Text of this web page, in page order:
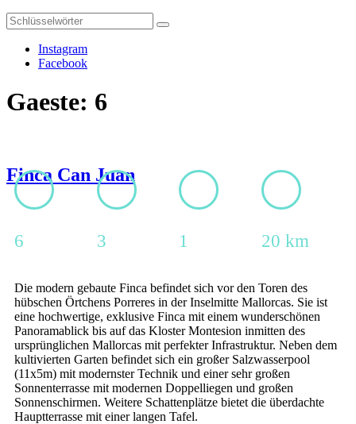
Instagram
Facebook
Gaeste: 6
Finca Can Juan
6 3 1 20 km
Die modern gebaute Finca befindet sich vor den Toren des
hübschen Örtchens Porreres in der Inselmitte Mallorcas. Sie ist
eine hochwertige, exklusive Finca mit einem wunderschönen
Panoramablick bis auf das Kloster Montesion inmitten des
ursprünglichen Mallorcas mit perfekter Infrastruktur. Neben dem
kultivierten Garten befindet sich ein großer Salzwasserpool
(11x5m) mit modernster Technik und einer sehr großen
Sonnenterrasse mit modernen Doppelliegen und großen
Sonnenschirmen. Weitere Schattenplätze bietet die überdachte
Hauptterrasse mit einer langen Tafel.